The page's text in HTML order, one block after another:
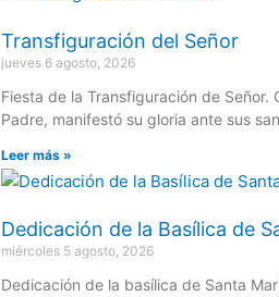
Transfiguración del Señor
jueves 6 agosto, 2026
Fiesta de la Transfiguración de
Padre, manifestó su gloria ante sus
Leer más »
Dedicación de la Basílica de
miércoles 5 agosto, 2026
Dedicación de la basílica de Santa